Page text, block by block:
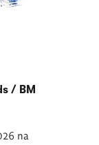
/ BM
na